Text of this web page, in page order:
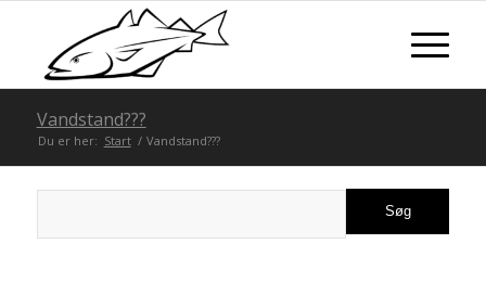
Vandstand???
Du er her: Start / Vandstand???